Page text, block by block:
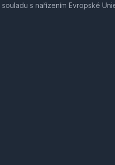
s nařízením Evropské